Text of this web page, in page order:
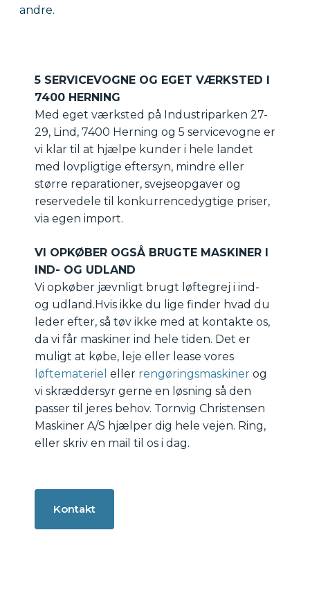
andre.
5 SERVICEVOGNE OG EGET VÆRKSTED I
7400 HERNING
Med eget værksted på Industriparken 27-
29, Lind, 7400 Herning og 5 servicevogne er
vi klar til at hjælpe kunder i hele landet
med lovpligtige eftersyn, mindre eller
større reparationer, svejseopgaver og
reservedele til konkurrencedygtige priser,
via egen import.
VI OPKØBER OGSÅ BRUGTE MASKINER I
IND- OG UDLAND
Vi opkøber jævnligt brugt løftegrej i ind-
og udland.Hvis ikke du lige finder hvad du
leder efter, så tøv ikke med at kontakte os,
da vi får maskiner ind hele tiden. Det er
muligt at købe, leje eller lease vores
løftemateriel eller rengøringsmaskiner og
vi skræddersyr gerne en løsning så den
passer til jeres behov. Tornvig Christensen
Maskiner A/S hjælper dig hele vejen. Ring,
eller skriv en mail til os i dag.
Kontakt